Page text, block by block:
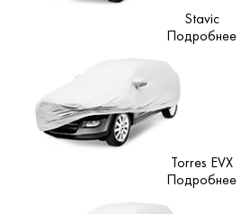
Stavic
Подробнее
Torres EVX
Подробнее